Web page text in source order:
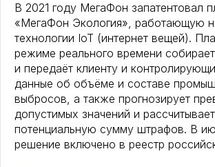
В 2021 году МегаФон запатентовал
«МегаФон Экология», работающую
технологии IoT (интернет вещей).
режиме реального времени
и передаёт клиенту и
данные об объёме и составе
выбросов, а также прогнозирует
допустимых значений и рассчитывает
потенциальную сумму штрафов. В
решение включено в реестр